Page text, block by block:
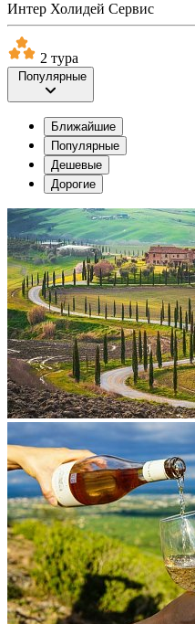
Интер Холидей Сервис
2 тура
Популярные
Ближайшие
Популярные
Дешевые
Дорогие